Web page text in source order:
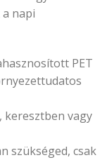
napi
PET
keresztben vagy
szükséged, csak